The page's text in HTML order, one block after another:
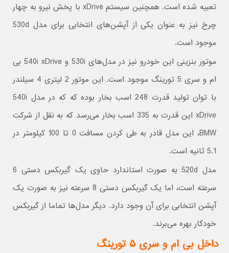
تعبیه شده است. همچنین سیستم xDrive با پخش نیرو به چهار
چرخ نیز به عنوان یکی از آپشن‌های انتخابی برای مدل 530d
موجود است.
موتور بنزینی این خودرو نیز در مدل‌های 530i و 540i xDrive بی
ام و سری 5 تورینگ موجود است. این موتور 2 لیتری 4 سیلندر
با توان تولید قدرت 248 اسب بخار بوده که که در مدل 540i
xDrive این قدرت به 335 اسب بخار می‌رسد که به نقل از شرکت
BMW، این مدل قادر به طی کردن مسافت 0 تا 100 کیلومتر در
5.1 ثانیه است.
مدل 520d به صورت استاندارد حاوی یک گیربکس دستی 6
سرعته است، اما یک گیربکس دستی 8 سرعته نیز به صورت یک
آپشن انتخابی برای آن وجود دارد. دیگر مدل‌ها تماما از گیربکس
خودکار بهره می‌برند.
داخل بی ام و سری ۵ تورینگ